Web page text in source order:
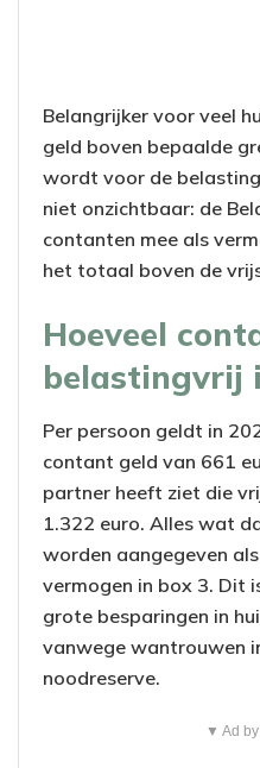
Belangrijker voor veel
geld boven bepaalde
wordt voor de
niet onzichtbaar: de
contanten mee als
het totaal boven de
Hoeveel
belastingvrij
Per persoon geldt in
contant geld van 661
partner heeft ziet die
1.322 euro. Alles wat
worden aangegeven
vermogen in box 3. Dit
grote besparingen in
vanwege wantrouwen
noodreserve.
▼ Ad